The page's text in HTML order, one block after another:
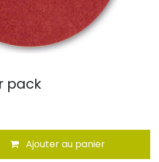
pack
Ajouter au panier